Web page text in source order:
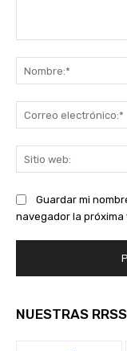
Guardar mi
navegador la próxima
NUESTRAS RRSS